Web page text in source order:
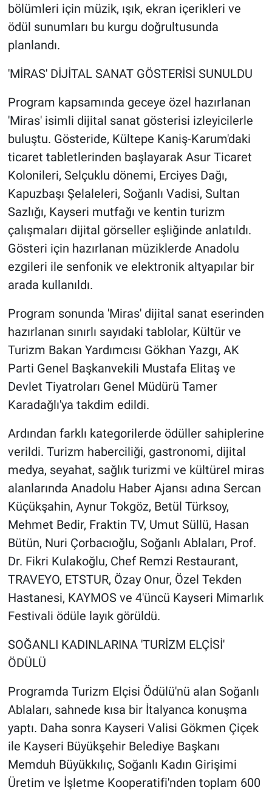
bölümleri için müzik, ışık, ekran içerikleri ve
ödül sunumları bu kurgu doğrultusunda
planlandı.
'MİRAS' DİJİTAL SANAT GÖSTERİSİ SUNULDU
Program kapsamında geceye özel hazırlanan
'Miras' isimli dijital sanat gösterisi izleyicilerle
buluştu. Gösteride, Kültepe Kaniş-Karum'daki
ticaret tabletlerinden başlayarak Asur Ticaret
Kolonileri, Selçuklu dönemi, Erciyes Dağı,
Kapuzbaşı Şelaleleri, Soğanlı Vadisi, Sultan
Sazlığı, Kayseri mutfağı ve kentin turizm
çalışmaları dijital görseller eşliğinde anlatıldı.
Gösteri için hazırlanan müziklerde Anadolu
ezgileri ile senfonik ve elektronik altyapılar bir
arada kullanıldı.
Program sonunda 'Miras' dijital sanat eserinden
hazırlanan sınırlı sayıdaki tablolar, Kültür ve
Turizm Bakan Yardımcısı Gökhan Yazgı, AK
Parti Genel Başkanvekili Mustafa Elitaş ve
Devlet Tiyatroları Genel Müdürü Tamer
Karadağlı'ya takdim edildi.
Ardından farklı kategorilerde ödüller sahiplerine
verildi. Turizm haberciliği, gastronomi, dijital
medya, seyahat, sağlık turizmi ve kültürel miras
alanlarında Anadolu Haber Ajansı adına Sercan
Küçükşahin, Aynur Tokgöz, Betül Türksoy,
Mehmet Bedir, Fraktin TV, Umut Süllü, Hasan
Bütün, Nuri Çorbacıoğlu, Soğanlı Ablaları, Prof.
Dr. Fikri Kulakoğlu, Chef Remzi Restaurant,
TRAVEYO, ETSTUR, Özay Onur, Özel Tekden
Hastanesi, KAYMOS ve 4'üncü Kayseri Mimarlık
Festivali ödüle layık görüldü.
SOĞANLI KADINLARINA 'TURİZM ELÇİSİ'
ÖDÜLÜ
Programda Turizm Elçisi Ödülü'nü alan Soğanlı
Ablaları, sahnede kısa bir İtalyanca konuşma
yaptı. Daha sonra Kayseri Valisi Gökmen Çiçek
ile Kayseri Büyükşehir Belediye Başkanı
Memduh Büyükkılıç, Soğanlı Kadın Girişimi
Üretim ve İşletme Kooperatifi'nden toplam 600